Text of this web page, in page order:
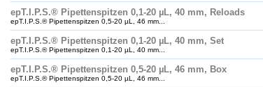
epT.I.P.S.® Pipettenspitzen 0,1-20 µL, 40 mm, Reloads
epT.I.P.S.® Pipettenspitzen 0,5-20 µL, 46 mm...
epT.I.P.S.® Pipettenspitzen 0,1-20 µL, 40 mm, Set
epT.I.P.S.® Pipettenspitzen 0,1-20 µL, 40 mm...
epT.I.P.S.® Pipettenspitzen 0,5-20 µL, 46 mm, Box
epT.I.P.S.® Pipettenspitzen 0,5-20 µL, 46 mm...